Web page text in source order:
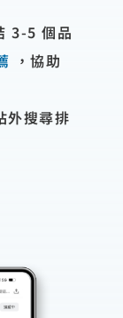
3-5 個品
，協助
外搜尋排